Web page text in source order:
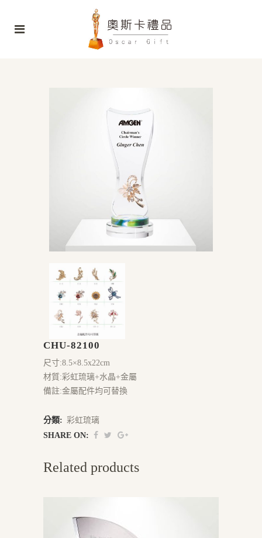
CHU-82100
尺寸:8.5×8.5x22cm
材質:彩虹琉璃+水晶+金屬
備註:金屬配件均可替換
分類: 彩虹琉璃
SHARE ON:
Related products